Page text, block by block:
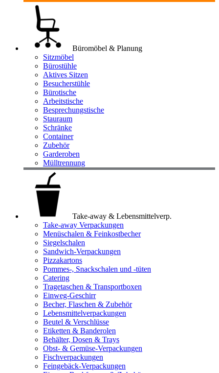
Büromöbel & Planung
Sitzmöbel
Bürostühle
Aktives Sitzen
Besucherstühle
Bürotische
Arbeitstische
Besprechungstische
Stauraum
Schränke
Container
Zubehör
Garderoben
Mülltrennung
Take-away & Lebensmittelverp.
Take-away Verpackungen
Menüschalen & Feinkostbecher
Siegelschalen
Sandwich-Verpackungen
Pizzakartons
Pommes-, Snackschalen und -tüten
Catering
Tragetaschen & Transportboxen
Einweg-Geschirr
Becher, Flaschen & Zubehör
Lebensmittelverpackungen
Beutel & Verschlüsse
Etiketten & Banderolen
Behälter, Dosen & Trays
Obst- & Gemüse-Verpackungen
Fischverpackungen
Feingebäck-Verpackungen